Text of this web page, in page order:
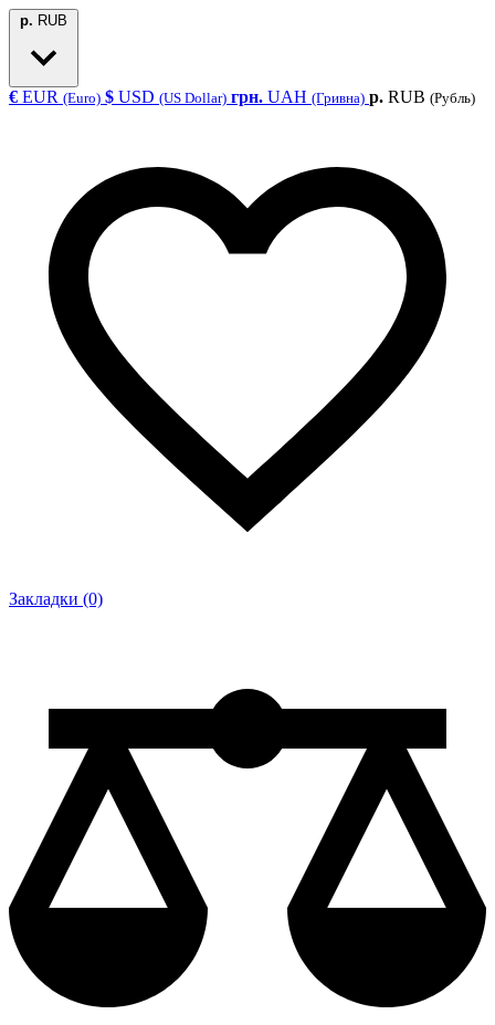
р. RUB
€ EUR (Euro) $ USD (US Dollar) грн. UAH (Гривна) р. RUB (Рубль)
Закладки (0)